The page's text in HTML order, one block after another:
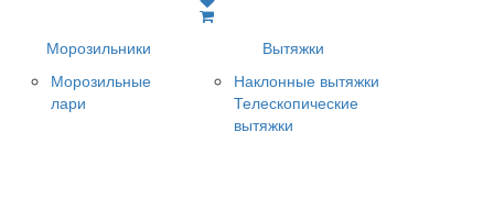
Морозильники
Морозильные
лари
Вытяжки
Наклонные вытяжки
Телескопические
вытяжки